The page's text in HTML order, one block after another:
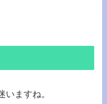
ますね。